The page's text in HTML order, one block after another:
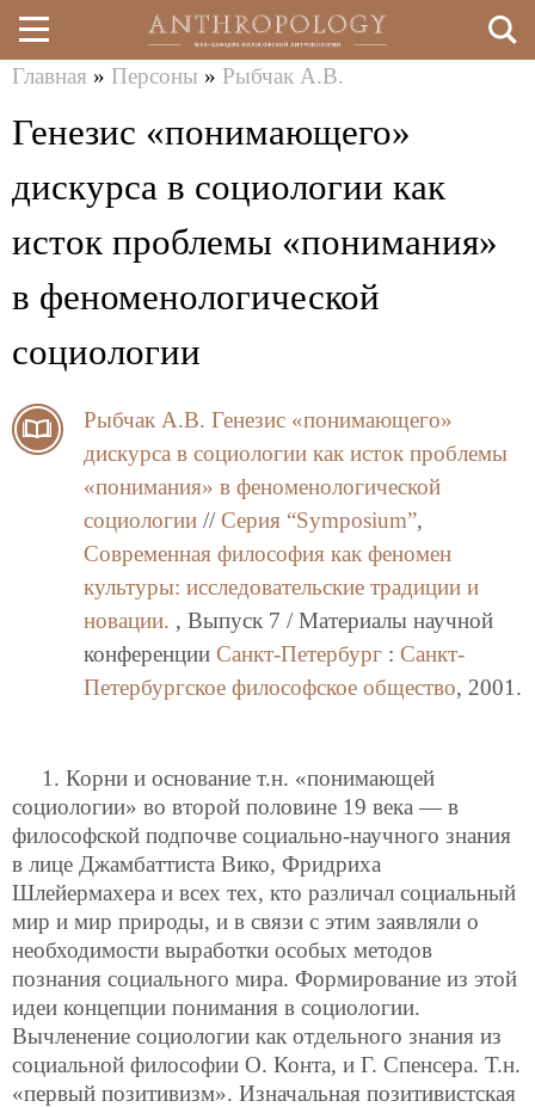
Перейти
к
здесь
Главная » Персоны » Рыбчак А.В.
Генезис «понимающего»
дискурса в социологии как
исток проблемы «понимания»
в феноменологической
социологии
Рыбчак А.В. Генезис «понимающего»
дискурса в социологии как исток проблемы
«понимания» в феноменологической
социологии // Серия “Symposium”,
Современная философия как феномен
культуры: исследовательские традиции и
новации. , Выпуск 7 / Материалы научной
конференции Санкт-Петербург : Санкт-
Петербургское философское общество, 2001.
1. Корни и основание т.н. «понимающей
социологии» во второй половине 19 века — в
философской подпочве социально-научного знания
в лице Джамбаттиста Вико, Фридриха
Шлейермахера и всех тех, кто различал социальный
мир и мир природы, и в связи с этим заявляли о
необходимости выработки особых методов
познания социального мира. Формирование из этой
идеи концепции понимания в социологии.
Вычленение социологии как отдельного знания из
социальной философии О. Конта, и Г. Спенсера. Т.н.
«первый позитивизм». Изначальная позитивистская